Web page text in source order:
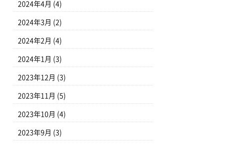
2024年4月 (4)
2024年3月 (2)
2024年2月 (4)
2024年1月 (3)
2023年12月 (3)
2023年11月 (5)
2023年10月 (4)
2023年9月 (3)